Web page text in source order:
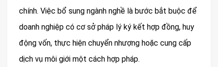
chính. Việc bổ sung ngành nghề là bước bắt buộc để
doanh nghiệp có cơ sở pháp lý ký kết hợp đồng, huy
động vốn, thực hiện chuyển nhượng hoặc cung cấp
dịch vụ môi giới một cách hợp pháp.